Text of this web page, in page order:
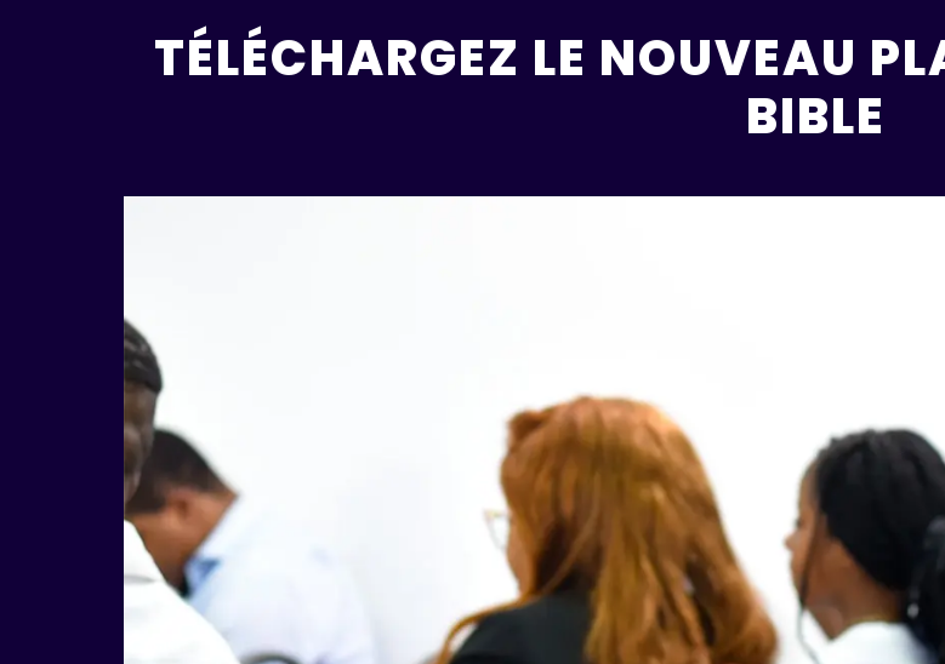
TÉLÉCHARGEZ LE NOUVEAU
BIBLE